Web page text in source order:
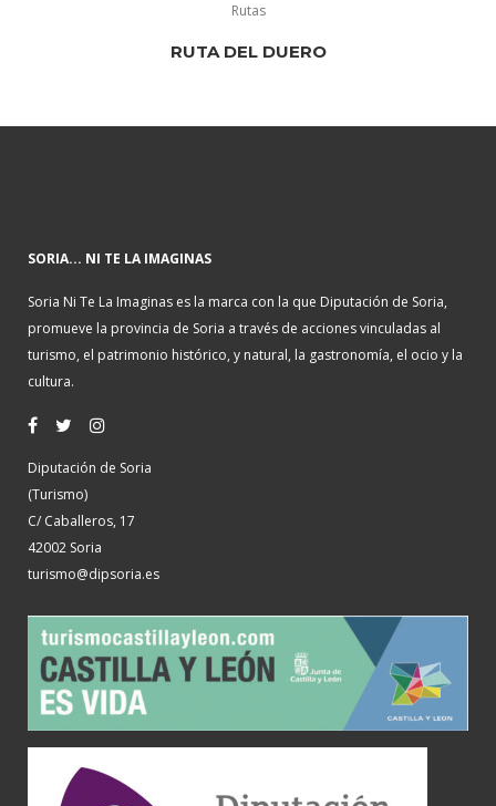
Rutas
RUTA DEL DUERO
SORIA... NI TE LA IMAGINAS
Soria Ni Te La Imaginas es la marca con la que Diputación de Soria,
promueve la provincia de Soria a través de acciones vinculadas al
turismo, el patrimonio histórico, y natural, la gastronomía, el ocio y la
cultura.
Diputación de Soria
(Turismo)
C/ Caballeros, 17
42002 Soria
turismo@dipsoria.es